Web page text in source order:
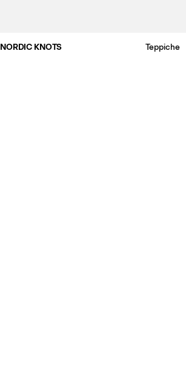
NORDIC KNOTS Teppiche